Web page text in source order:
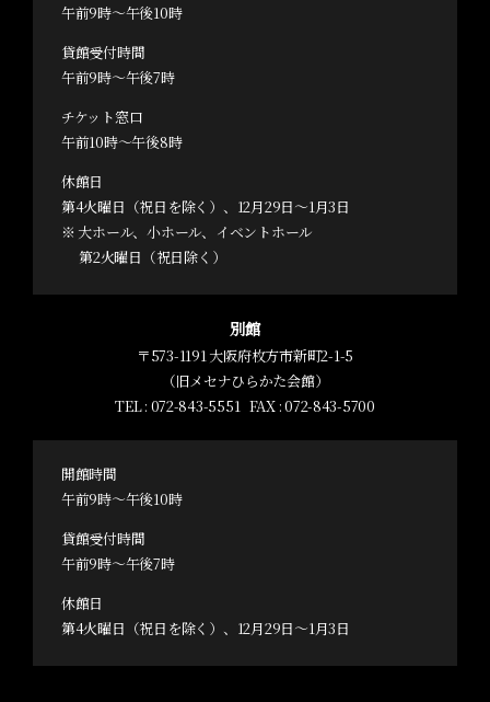
午前9時～午後10時
貸館受付時間
午前9時～午後7時
チケット窓口
午前10時～午後8時
休館日
第4火曜日（祝日を除く）、12月29日～1月3日
※ 大ホール、小ホール、イベントホール
第2火曜日（祝日除く）
別館
〒573-1191 大阪府枚方市新町2-1-5
（旧メセナひらかた会館）
TEL : 072-843-5551FAX : 072-843-5700
開館時間
午前9時～午後10時
貸館受付時間
午前9時～午後7時
休館日
第4火曜日（祝日を除く）、12月29日～1月3日